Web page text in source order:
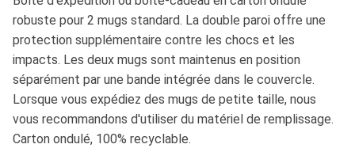
robuste pour 2 mugs standard. La double paroi offre une
protection supplémentaire contre les chocs et les
impacts. Les deux mugs sont maintenus en position
séparément par une bande intégrée dans le couvercle.
Lorsque vous expédiez des mugs de petite taille, nous
vous recommandons d'utiliser du matériel de remplissage.
Carton ondulé, 100% recyclable.